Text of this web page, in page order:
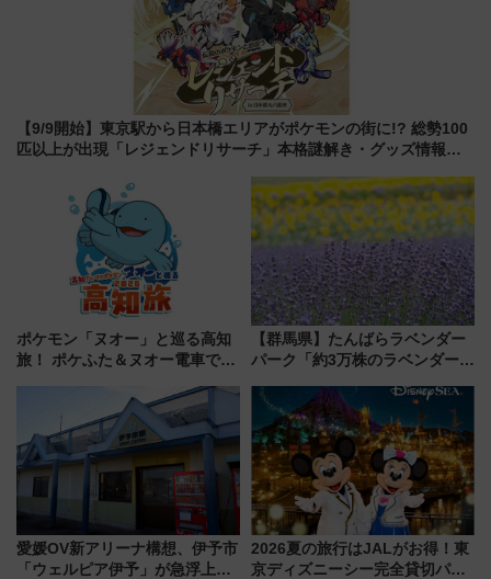
【9/9開始】東京駅から日本橋エリアがポケモンの街に!? 総勢100
匹以上が出現「レジェンドリサーチ」本格謎解き・グッズ情報ま
ポケモン「ヌオー」と巡る高知
旅！ ポケふた＆ヌオー電車で楽
路の絶景と絶品グルメを満喫！
（7月18日スタート）
【群馬県】たんばらラベンダー
パーク「約3万株のラベンダー」
で都心から約1時間半で夏の絶景
を！
愛媛OV新アリーナ構想、伊予市
「ウェルピア伊予」が急浮上！
2026夏の旅行はJALがお得！東
京ディズニーシー完全貸切パー